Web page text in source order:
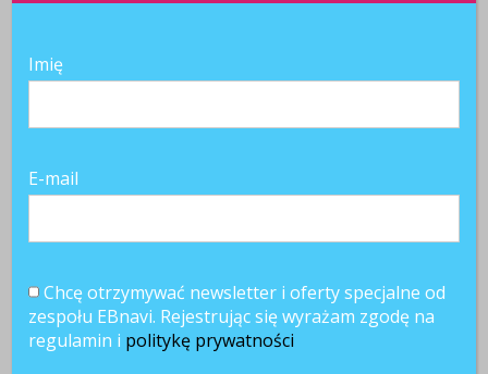
Imię
E-mail
Chcę otrzymywać newsletter i oferty specjalne od
zespołu EBnavi. Rejestrując się wyrażam zgodę na
regulamin i politykę prywatności